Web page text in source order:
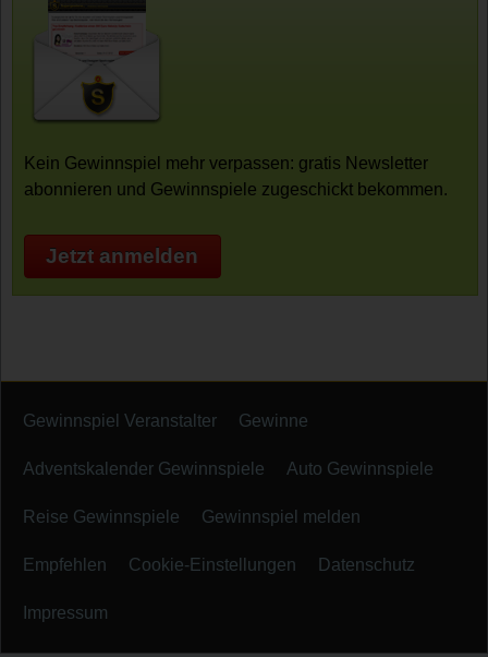
Kein Gewinnspiel mehr verpassen: gratis Newsletter
abonnieren und Gewinnspiele zugeschickt bekommen.
Jetzt anmelden
Gewinnspiel Veranstalter Gewinne
Adventskalender Gewinnspiele Auto Gewinnspiele
Reise Gewinnspiele Gewinnspiel melden
Empfehlen Cookie-Einstellungen Datenschutz
Impressum